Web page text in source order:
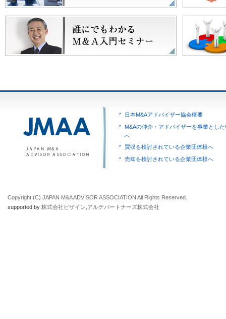
日本M&Aアドバイザー協会概要
M&Aの仲介・アドバイザーを事業とし
へ
買収を検討されている企業団体様へ
売却を検討されている企業団体様へ
Copyright (C) JAPAN M&A ADVISOR ASSOCIATION All Rights Reserved.
supported by 株式会社ビザイン アルテパートナーズ株式会社